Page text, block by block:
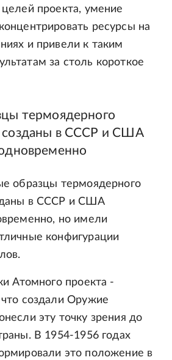
проекта, умение
ресурсы на
и привели к таким
за столь короткое
термоядерного
созданы в СССР и США
образцы термоядерного
в СССР и США
но имели
конфигурации
Атомного проекта -
создали Оружие
эту точку зрения до
В 1954-1956 годах
это положение в